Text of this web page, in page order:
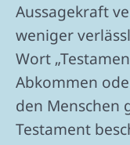
Aussagekraft
weniger
Wort
Abkommen
den Menschen
Testament